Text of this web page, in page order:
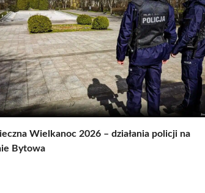
Wielkanoc 2026 – działania policji na
Bytowa